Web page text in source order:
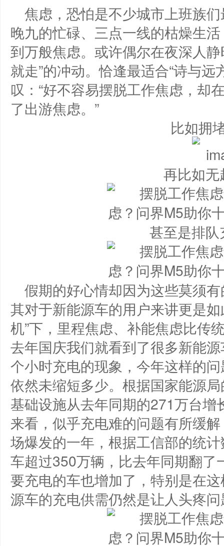
焦虑，恐怕是不少城市上班族
晚九的忙碌、三点一线的枯燥生
到万般焦虑。或许偶尔在夜深人
就走”的冲动。恰逢最适合“诗与
叹：“好不容易摆脱工作焦虑，却
了出游焦虑。”
比如拥
再比如
甚至是排
假期的好心情却因为这些莫须有
其对于新能源车的用户来讲更是
机”下，里程焦虑、补能焦虑比传
去年国庆我们就看到了很多新能
个小时充电的现象，今年这样的
依然未缩短多少。根据国家能源
基础设施从去年同期的271万台
来看，似乎充电难的问题有所缓
场爆发的一年，根据工信部的统
车超过350万辆，比去年同期翻
要充电的车也增加了，特别是在
源车的充电供需仍然是让人头疼